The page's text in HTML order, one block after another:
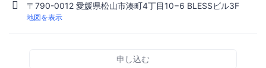
〒790-0012 愛媛県松山市湊町4丁目10−6 BLESSビル3F
地図を表示
申し込む